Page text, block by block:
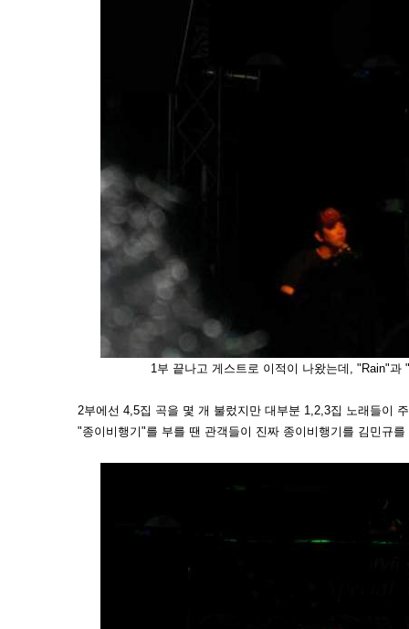
1부 끝나고 게스트로 이적이 나왔는데, "Rain"과
2부에선 4,5집 곡을 몇 개 불렀지만 대부분 1,2,3집 노래들이
"종이비행기"를 부를 땐 관객들이 진짜 종이비행기를 김민규